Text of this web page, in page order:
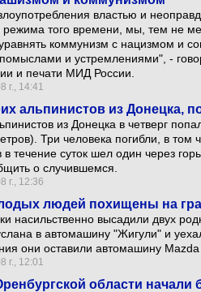
властью и
режима того времени, мы, тем не
коммунизм с нацизмом и
и устремлениями", -
и печати МИД России.
г., 14:41
альпинистов из Донецка,
из Донецка в четверг
Три человека погибли, в том
в течение суток шел один через
о случившемся.
г., 12:36
людей похищены на
насильственно высадили двух
в автомашину "Жигули" и
они оставили автомашину
г., 12:01
области